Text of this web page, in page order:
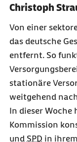
Christoph
Von einer
das deutsche
entfernt. So
stationäre
weitgehend
In dieser Woche
Kommission
und SPD in